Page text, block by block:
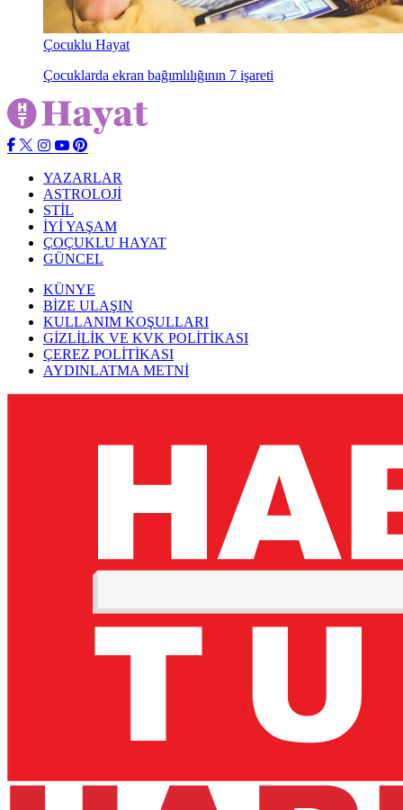
Çocuklu Hayat
Çocuklarda ekran bağımlılığının 7 işareti
YAZARLAR
ASTROLOJİ
STİL
İYİ YAŞAM
ÇOÇUKLU HAYAT
GÜNCEL
KÜNYE
BİZE ULAŞIN
KULLANIM KOŞULLARI
GİZLİLİK VE KVK POLİTİKASI
ÇEREZ POLİTİKASI
AYDINLATMA METNİ